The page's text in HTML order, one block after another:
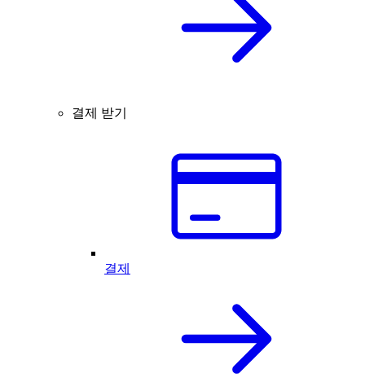
결제 받기
결제